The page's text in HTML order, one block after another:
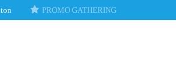
PROMO GATHERING